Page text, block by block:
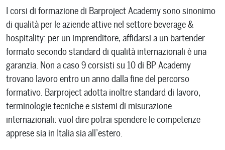
I corsi di formazione di Barproject Academy sono sinonimo
di qualità per le aziende attive nel settore beverage &
hospitality: per un imprenditore, affidarsi a un bartender
formato secondo standard di qualità internazionali è una
garanzia. Non a caso 9 corsisti su 10 di BP Academy
trovano lavoro entro un anno dalla fine del percorso
formativo. Barproject adotta inoltre standard di lavoro,
terminologie tecniche e sistemi di misurazione
internazionali: vuol dire potrai spendere le competenze
apprese sia in Italia sia all’estero.